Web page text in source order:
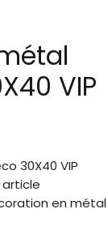
VIP
30X40 VIP
en métal